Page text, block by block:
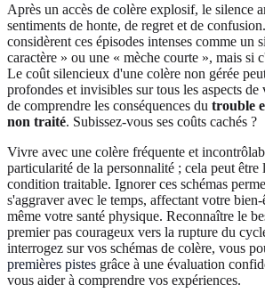
Après un accès de colère explosif, le silence
sentiments de honte, de regret et de
considèrent ces épisodes intenses comme un
caractère » ou une « mèche courte », mais si
Le coût silencieux d'une colère non gérée
profondes et invisibles sur tous les aspects
de comprendre les conséquences du trouble
non traité. Subissez-vous ses coûts cachés ?
Vivre avec une colère fréquente et
particularité de la personnalité ; cela peut être
condition traitable. Ignorer ces schémas
s'aggraver avec le temps, affectant votre
même votre santé physique. Reconnaître le
premier pas courageux vers la rupture du
interrogez sur vos schémas de colère, vous
premières pistes grâce à une évaluation
vous aider à comprendre vos expériences.